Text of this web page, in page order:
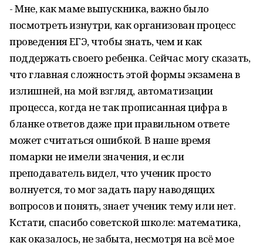
- Мне, как маме выпускника, важно было
посмотреть изнутри, как организован процесс
проведения ЕГЭ, чтобы знать, чем и как
поддержать своего ребенка. Сейчас могу сказать,
что главная сложность этой формы экзамена в
излишней, на мой взгляд, автоматизации
процесса, когда не так прописанная цифра в
бланке ответов даже при правильном ответе
может считаться ошибкой. В наше время
помарки не имели значения, и если
преподаватель видел, что ученик просто
волнуется, то мог задать пару наводящих
вопросов и понять, знает ученик тему или нет.
Кстати, спасибо советской школе: математика,
как оказалось, не забыта, несмотря на всё мое